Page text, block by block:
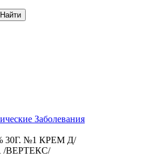
Найти
Заболевания
30Г. №1 КРЕМ Д/
ВЕРТЕКС/